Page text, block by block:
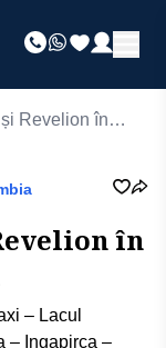
Revelion în
în
– Lacul
– Ingapirca –